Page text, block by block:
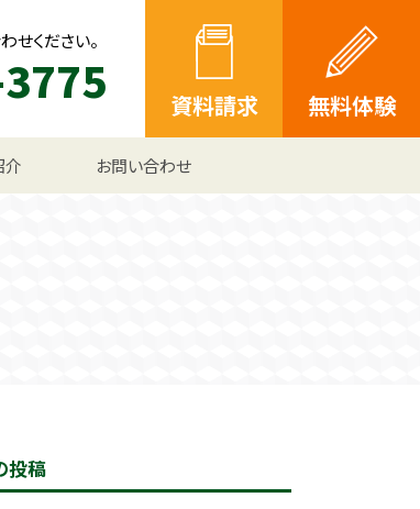
せください。
資料請求 無料体験
介 お問い合わせ
投稿